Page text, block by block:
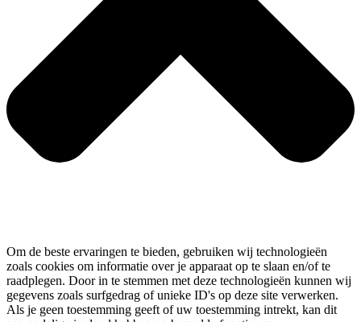
Om de beste ervaringen te bieden, gebruiken wij technologieën
zoals cookies om informatie over je apparaat op te slaan en/of te
raadplegen. Door in te stemmen met deze technologieën kunnen wij
gegevens zoals surfgedrag of unieke ID's op deze site verwerken.
Als je geen toestemming geeft of uw toestemming intrekt, kan dit